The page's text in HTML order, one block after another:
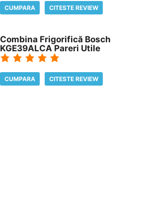
CUMPARA CITESTE REVIEW
Combina Frigorifică Bosch
KGE39ALCA Pareri Utile
CUMPARA CITESTE REVIEW